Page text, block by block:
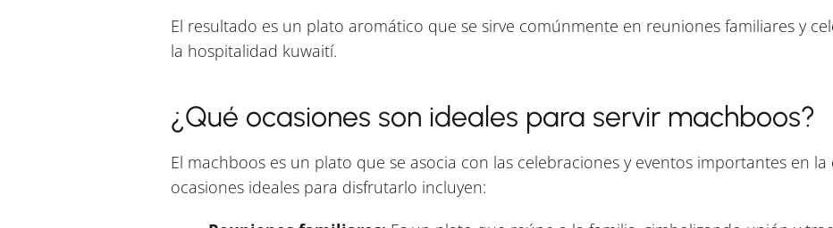
El resultado es un plato aromático que se sirve comúnmente en reuniones familiares y
la hospitalidad kuwaití.
¿Qué ocasiones son ideales para servir machboos?
El machboos es un plato que se asocia con las celebraciones y eventos importantes en
ocasiones ideales para disfrutarlo incluyen: